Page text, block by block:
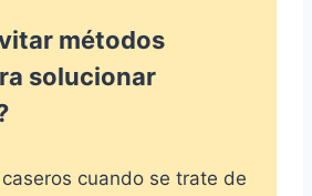
métodos
solucionar
cuando se trate de